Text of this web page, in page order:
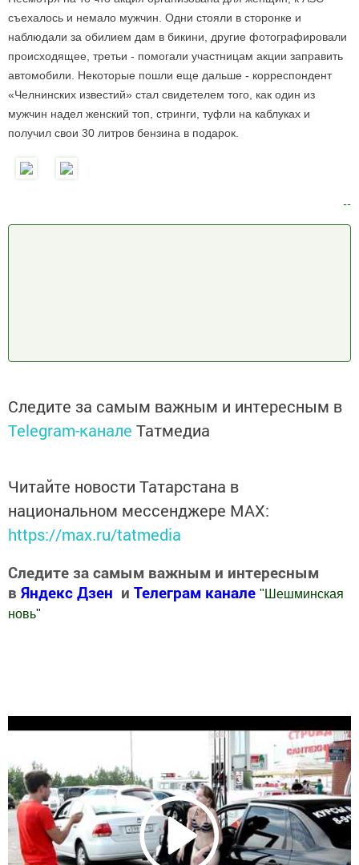
съехалось и немало мужчин. Одни стояли в сторонке и
наблюдали за обилием дам в бикини, другие фотографировали
происходящее, третьи - помогали участницам акции заправить
автомобили. Некоторые пошли еще дальше - корреспондент
«Челнинских известий» стал свидетелем того, как один из
мужчин надел женский топ, стринги, туфли на каблуках и
получил свои 30 литров бензина в подарок.
--
Следите за самым важным и интересным в
Telegram-канале Татмедиа
Читайте новости Татарстана в
национальном мессенджере MАХ:
https://max.ru/tatmedia
Следите за самым важным и интересным
в Яндекс Дзен и Телеграм канале " Шешминская
новь"